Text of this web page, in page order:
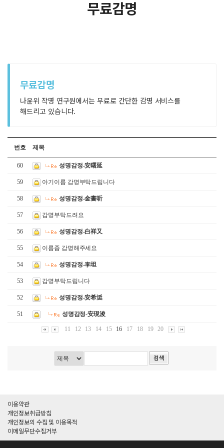
무료감명
무료감명
나윤위 작명 연구원에서는 무료로 간단한 감명 서비스를
해드리고 있습니다.
번호 제목
60 성명감정-安曙延
59 아기이름 감명부탁드립니다
58 성명감정-金書听
57 감명부탁드려요
56 성명감정-白祥又
55 이름좀 감명해주세요
54 성명감정-李坦
53 감명부탁드립니다
52 성명감정-安希涏
51 성명감정-安現浚
11 12 13 14 15 16 17 18 19 20
이용약관
개인정보취급방침
개인정보의 수집 및 이용목적
이메일무단수집거부